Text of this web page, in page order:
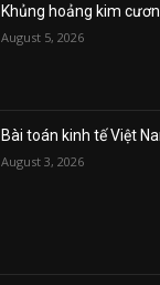
Khủng hoảng kim
August 5, 2026
Bài toán kinh tế Việt
August 3, 2026